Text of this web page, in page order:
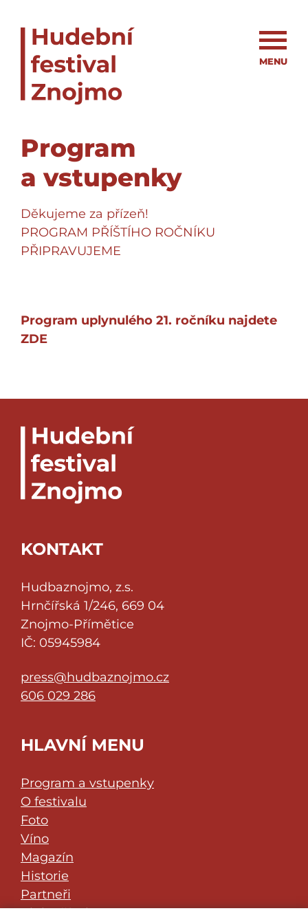
MENU
Program
a vstupenky
Děkujeme za přízeň!
PROGRAM PŘÍŠTÍHO ROČNÍKU
PŘIPRAVUJEME
Program uplynulého 21. ročníku najdete
ZDE
KONTAKT
Hudbaznojmo, z.s.
Hrnčířská 1/246, 669 04
Znojmo-Přímětice
IČ: 05945984
press@hudbaznojmo.cz
606 029 286
HLAVNÍ MENU
Program a vstupenky
O festivalu
Foto
Víno
Magazín
Historie
Partneři
Klub přátel